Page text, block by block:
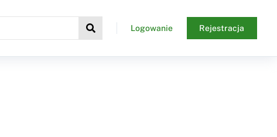
Logowanie Rejestracja